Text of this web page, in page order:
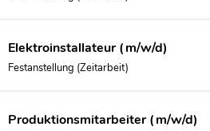
Elektroinstallateur (m/w/d)
Festanstellung (Zeitarbeit)
Produktionsmitarbeiter (m/w/d)